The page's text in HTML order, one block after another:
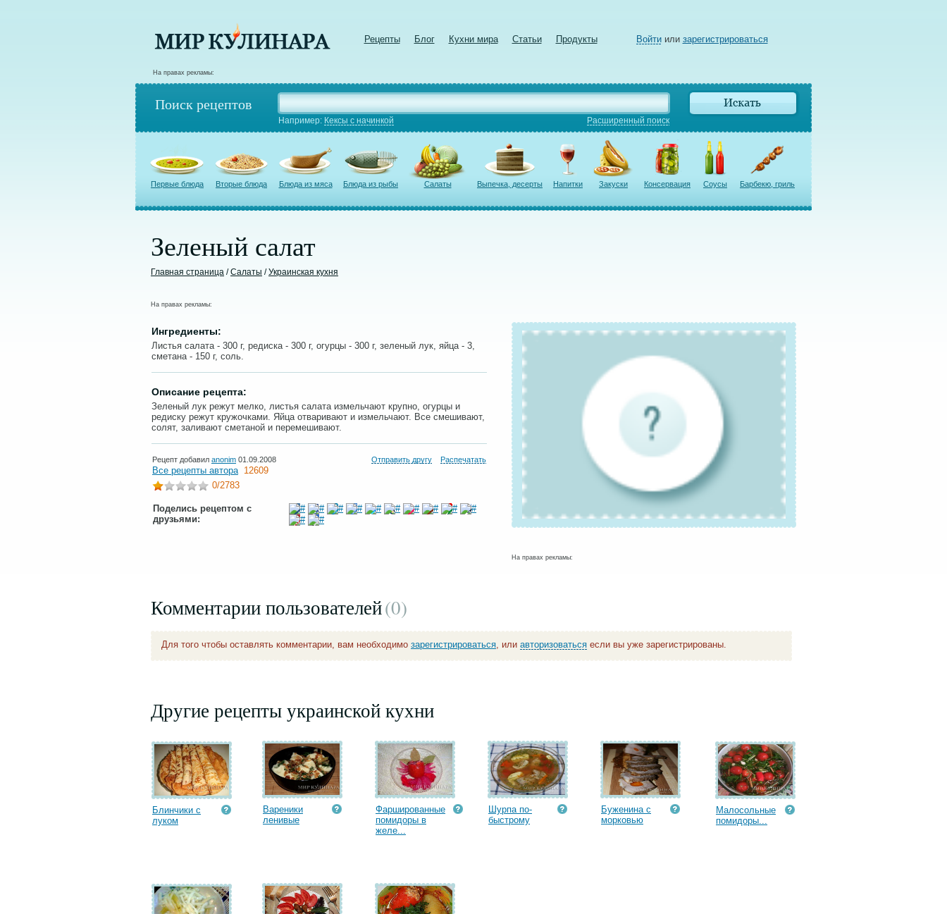
Рецепты Блог Кухни мира Статьи Продукты Войтиили зарегистрироваться
На правах рекламы:
Поиск рецептов
Например: Кексы с начинкой Расширенный поиск
Первые блюда Вторые блюда Блюда из мяса Блюда из рыбы Салаты Выпечка, десерты Напитки Закуски Консервация Соусы Барбекю, гриль
Зеленый салат
Главная страница /Салаты /Украинская кухня
На правах рекламы:
Ингредиенты:
Листья салата - 300 г, редиска - 300 г, огурцы - 300 г, зеленый лук, яйца - 3,
сметана - 150 г, соль.
Описание рецепта:
Зеленый лук режут мелко, листья салата измельчают крупно, огурцы и
редиску режут кружочками. Яйца отваривают и измельчают. Все смешивают,
солят, заливают сметаной и перемешивают.
Рецепт добавил anonim 01.09.2008 Отправить другу Распечатать
Все рецепты автора 12609
0/2783
Поделись рецептом с
друзьями:
На правах рекламы:
Комментарии пользователей(0)
Для того чтобы оставлять комментарии, вам необходимо зарегистрироваться, или авторизоваться если вы уже зарегистрированы.
Другие рецепты украинской кухни
Блинчики с
луком
Вареники
ленивые
Фаршированные
помидоры в
желе...
Шурпа по-
быстрому
Буженина с
морковью
Малосольные
помидоры...